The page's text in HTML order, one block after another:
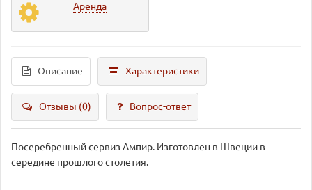
Аренда
Описание Характеристики
Отзывы (0) Вопрос-ответ
Посеребренный сервиз Ампир. Изготовлен в Швеции в
середине прошлого столетия.